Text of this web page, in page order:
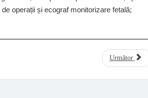
operații și ecograf monitorizare fetală;
Următor